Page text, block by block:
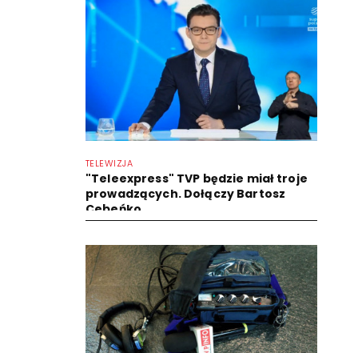
TELEWIZJA
"Teleexpress" TVP będzie miał troje
prowadzących. Dołączy Bartosz
Cebeńko